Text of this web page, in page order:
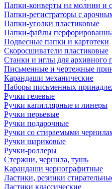
Папки-конверты на молнии и
Папки-регистраторы с
Папки-уголки пластиковые
Папки-файлы
Подвесные папки и картотеки
Скоросшиватели пластиковые
Станки и иглы для архивного
Письменные и чертежные
Карандаши механические
Наборы письменных
Ручки гелевые
Ручки капиллярные и линеры
Ручки перьевые
Ручки подарочные
Ручки со стираемыми
Ручки шариковые
Ручки-роллеры
Стержни, чернила, тушь
Карандаши чернографитные
Ластики, резинки
Ластики классические